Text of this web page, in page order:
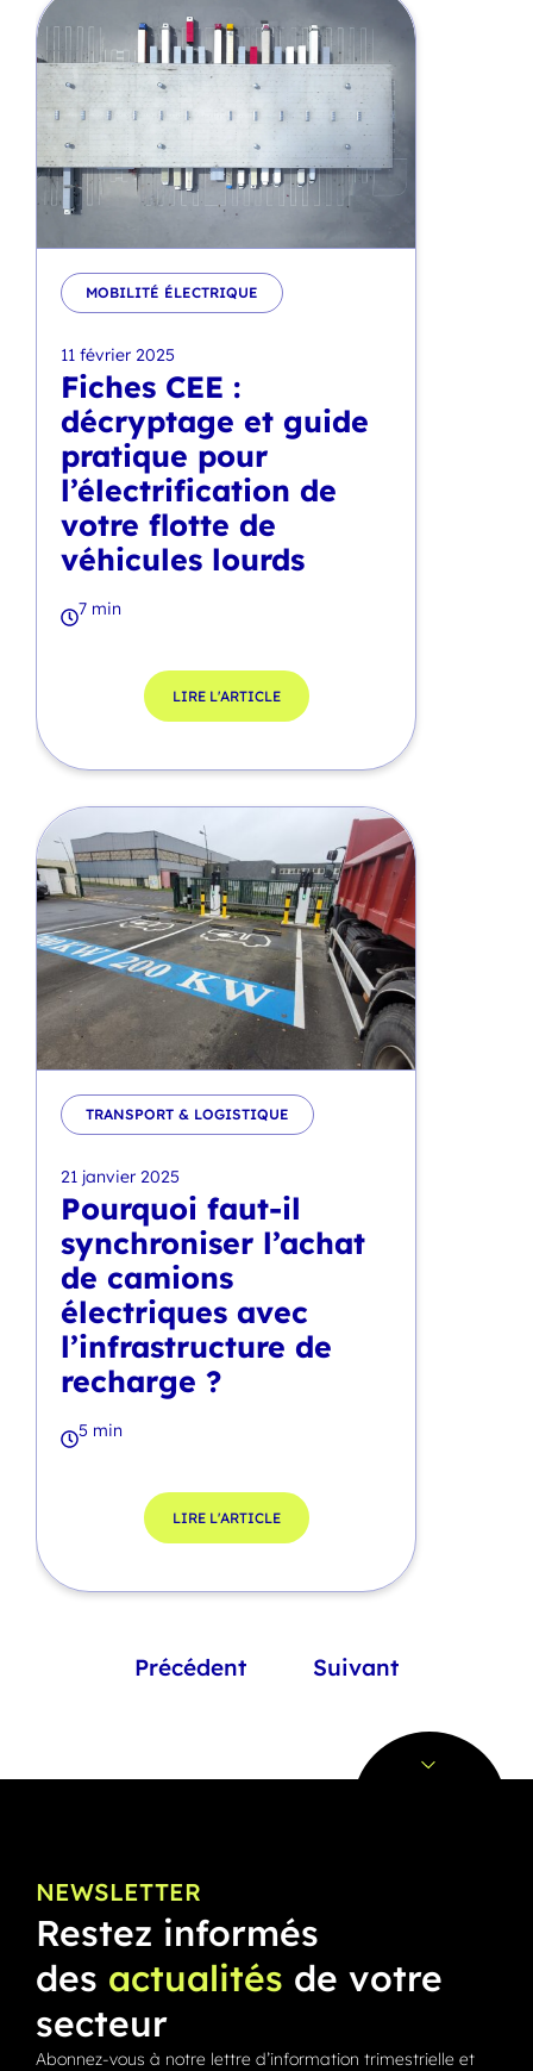
MOBILITÉ ÉLECTRIQUE
11 février 2025
Fiches CEE :
décryptage et guide
pratique pour
l’électrification de
votre flotte de
véhicules lourds
7 min
LIRE L'ARTICLE
TRANSPORT & LOGISTIQUE
21 janvier 2025
Pourquoi faut-il
synchroniser l’achat
de camions
électriques avec
l’infrastructure de
recharge ?
5 min
LIRE L'ARTICLE
Précédent Suivant
NEWSLETTER
Restez informés
des actualités de votre
secteur
Abonnez-vous à notre lettre d’information trimestrielle et